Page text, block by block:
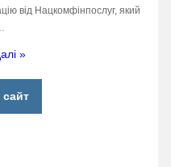
від Нацкомфінпослуг, який
»
сайт